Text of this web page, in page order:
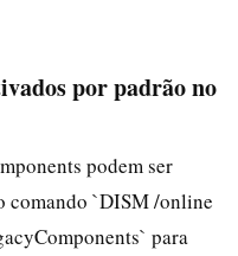
por padrão no
podem ser
comando `DISM /online
para